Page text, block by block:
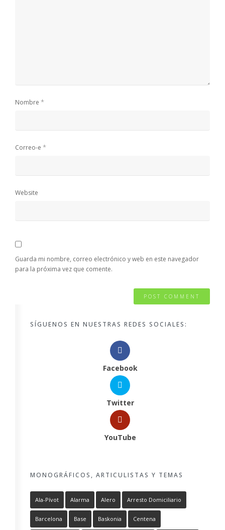
Nombre *
Correo-e *
Website
Guarda mi nombre, correo electrónico y web en este navegador
para la próxima vez que comente.
SÍGUENOS EN NUESTRAS REDES SOCIALES:
Facebook
Twitter
YouTube
MONOGRÁFICOS, ARTICULISTAS Y TEMAS
Ala-Pívot Alarma Alero Arresto Domiciliario
Barcelona Base Baskonia Centena